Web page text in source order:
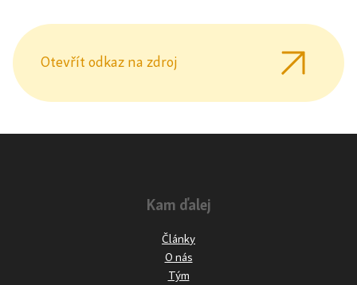
Otevřít odkaz na zdroj
Kam ďalej
Články
O nás
Tým